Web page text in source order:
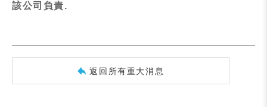
該公司負責.
返回所有重大消息